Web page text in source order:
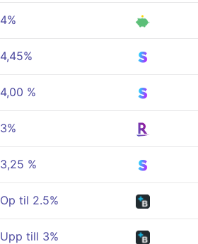
4%
4,45%
4,00 %
3%
3,25 %
Op til 2.5%
Upp till 3%